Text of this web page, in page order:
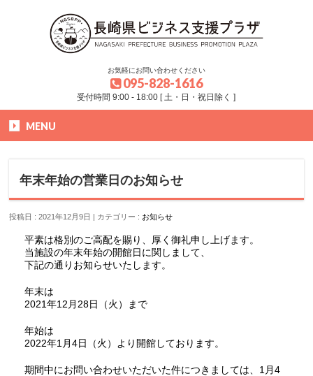
お気軽にお問い合わせください
095-828-1616
受付時間 9:00 - 18:00 [ 土・日・祝日除く ]
MENU
年末年始の営業日のお知らせ
投稿日 : 2021年12月9日 カテゴリー : お知らせ
平素は格別のご高配を賜り、厚く御礼申し上げます。
当施設の年末年始の開館日に関しまして、
下記の通りお知らせいたします。
年末は
2021年12月28日（火）まで
年始は
2022年1月4日（火）より開館しております。
期間中にお問い合わせいただいた件につきましては、1月4